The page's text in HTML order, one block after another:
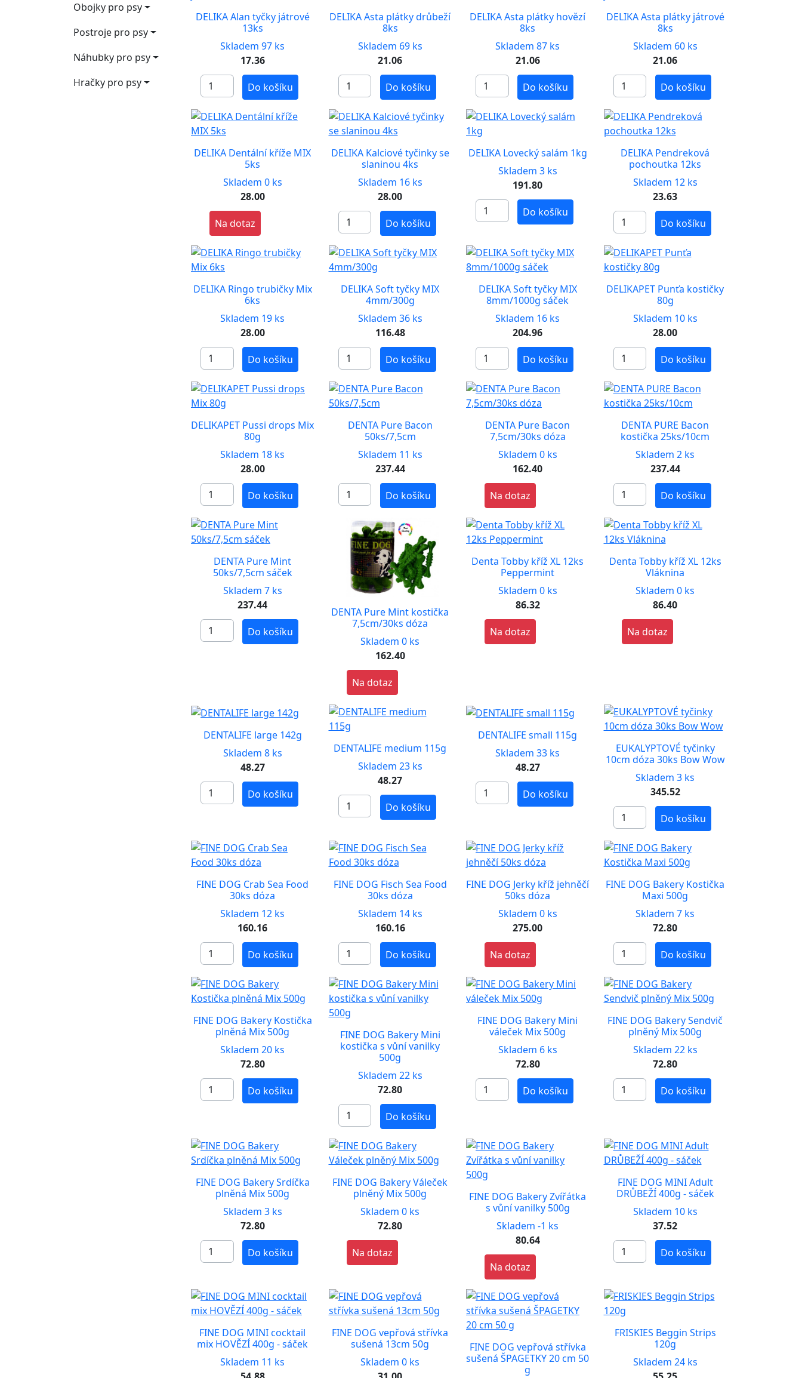
Obojky pro psy
Postroje pro psy
Náhubky pro psy
Hračky pro psy
DELIKA Alan tyčky játrové
13ks
Skladem 97 ks
17.36
Do košíku
DELIKA Asta plátky drůbeží
8ks
Skladem 69 ks
21.06
Do košíku
DELIKA Asta plátky hovězí
8ks
Skladem 87 ks
21.06
Do košíku
DELIKA Asta plátky játrové
8ks
Skladem 60 ks
21.06
Do košíku
DELIKA Dentální kříže MIX
5ks
Skladem 0 ks
28.00
Na dotaz
DELIKA Kalciové tyčinky se
slaninou 4ks
Skladem 16 ks
28.00
Do košíku
DELIKA Lovecký salám 1kg
Skladem 3 ks
191.80
Do košíku
DELIKA Pendreková
pochoutka 12ks
Skladem 12 ks
23.63
Do košíku
DELIKA Ringo trubičky Mix
6ks
Skladem 19 ks
28.00
Do košíku
DELIKA Soft tyčky MIX
4mm/300g
Skladem 36 ks
116.48
Do košíku
DELIKA Soft tyčky MIX
8mm/1000g sáček
Skladem 16 ks
204.96
Do košíku
DELIKAPET Punťa kostičky
80g
Skladem 10 ks
28.00
Do košíku
DELIKAPET Pussi drops Mix
80g
Skladem 18 ks
28.00
Do košíku
DENTA Pure Bacon
50ks/7,5cm
Skladem 11 ks
237.44
Do košíku
DENTA Pure Bacon
7,5cm/30ks dóza
Skladem 0 ks
162.40
Na dotaz
DENTA PURE Bacon
kostička 25ks/10cm
Skladem 2 ks
237.44
Do košíku
DENTA Pure Mint
50ks/7,5cm sáček
Skladem 7 ks
237.44
Do košíku
DENTA Pure Mint kostička
7,5cm/30ks dóza
Skladem 0 ks
162.40
Na dotaz
Denta Tobby kříž XL 12ks
Peppermint
Skladem 0 ks
86.32
Na dotaz
Denta Tobby kříž XL 12ks
Vláknina
Skladem 0 ks
86.40
Na dotaz
DENTALIFE large 142g
Skladem 8 ks
48.27
Do košíku
DENTALIFE medium 115g
Skladem 23 ks
48.27
Do košíku
DENTALIFE small 115g
Skladem 33 ks
48.27
Do košíku
EUKALYPTOVÉ tyčinky
10cm dóza 30ks Bow Wow
Skladem 3 ks
345.52
Do košíku
FINE DOG Crab Sea Food
30ks dóza
Skladem 12 ks
160.16
Do košíku
FINE DOG Fisch Sea Food
30ks dóza
Skladem 14 ks
160.16
Do košíku
FINE DOG Jerky kříž jehněčí
50ks dóza
Skladem 0 ks
275.00
Na dotaz
FINE DOG Bakery Kostička
Maxi 500g
Skladem 7 ks
72.80
Do košíku
FINE DOG Bakery Kostička
plněná Mix 500g
Skladem 20 ks
72.80
Do košíku
FINE DOG Bakery Mini
kostička s vůní vanilky
500g
Skladem 22 ks
72.80
Do košíku
FINE DOG Bakery Mini
váleček Mix 500g
Skladem 6 ks
72.80
Do košíku
FINE DOG Bakery Sendvič
plněný Mix 500g
Skladem 22 ks
72.80
Do košíku
FINE DOG Bakery Srdíčka
plněná Mix 500g
Skladem 3 ks
72.80
Do košíku
FINE DOG Bakery Váleček
plněný Mix 500g
Skladem 0 ks
72.80
Na dotaz
FINE DOG Bakery Zvířátka
s vůní vanilky 500g
Skladem -1 ks
80.64
Na dotaz
FINE DOG MINI Adult
DRŮBEŽÍ 400g - sáček
Skladem 10 ks
37.52
Do košíku
FINE DOG MINI cocktail
mix HOVĚZÍ 400g - sáček
Skladem 11 ks
FINE DOG vepřová střívka
sušená 13cm 50g
Skladem 0 ks
FINE DOG vepřová střívka
sušená ŠPAGETKY 20 cm 50
g
FRISKIES Beggin Strips
120g
Skladem 24 ks